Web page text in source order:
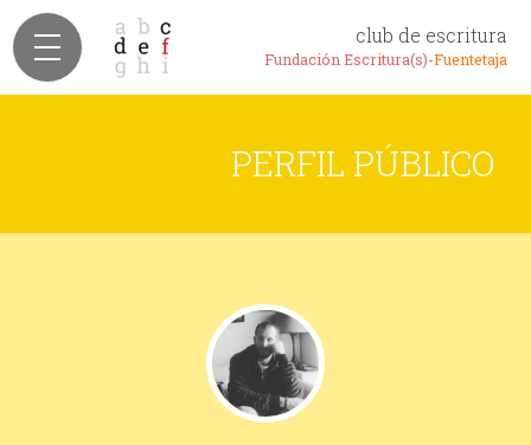
club de escritura
Fundación Escritura(s)-Fuentetaja
PERFIL PÚBLICO